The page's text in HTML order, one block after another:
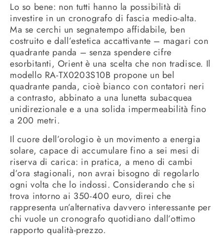
Lo so bene: non tutti hanno la possibilità di
investire in un cronografo di fascia medio-alta.
Ma se cerchi un segnatempo affidabile, ben
costruito e dall’estetica accattivante – magari con
quadrante panda – senza spendere cifre
esorbitanti, Orient è una scelta che non tradisce. Il
modello RA-TX0203S10B propone un bel
quadrante panda, cioè bianco con contatori neri
a contrasto, abbinato a una lunetta subacquea
unidirezionale e a una solida impermeabilità fino
a 200 metri.
Il cuore dell’orologio è un movimento a energia
solare, capace di accumulare fino a sei mesi di
riserva di carica: in pratica, a meno di cambi
d’ora stagionali, non avrai bisogno di regolarlo
ogni volta che lo indossi. Considerando che si
trova intorno ai 350-400 euro, direi che
rappresenta un’alternativa davvero interessante per
chi vuole un cronografo quotidiano dall’ottimo
rapporto qualità-prezzo.